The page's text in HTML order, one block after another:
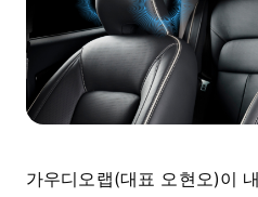
가우디오랩(대표 오현오)이